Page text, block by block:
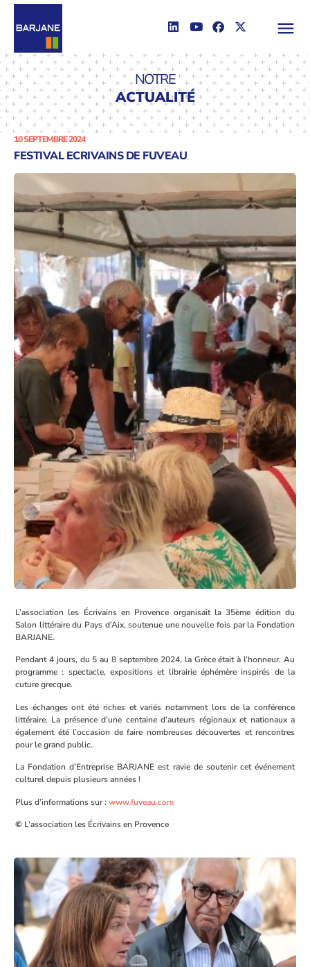
NOTRE
ACTUALITÉ
10 SEPTEMBRE 2024
FESTIVAL ECRIVAINS DE FUVEAU
L’association les Écrivains en Provence organisait la 35ème édition du
Salon littéraire du Pays d’Aix, soutenue une nouvelle fois par la Fondation
BARJANE.
Pendant 4 jours, du 5 au 8 septembre 2024, la Grèce était à l’honneur. Au
programme : spectacle, expositions et librairie éphémère inspirés de la
cuture grecque.
Les échanges ont été riches et variés notamment lors de la conférence
littéraire. La présence d’une centaine d’auteurs régionaux et nationaux a
également été l’occasion de faire nombreuses découvertes et rencontres
pour le grand public.
La Fondation d’Entreprise BARJANE est ravie de soutenir cet événement
culturel depuis plusieurs années !
Plus d’informations sur :www.fuveau.com
© L’association les Écrivains en Provence